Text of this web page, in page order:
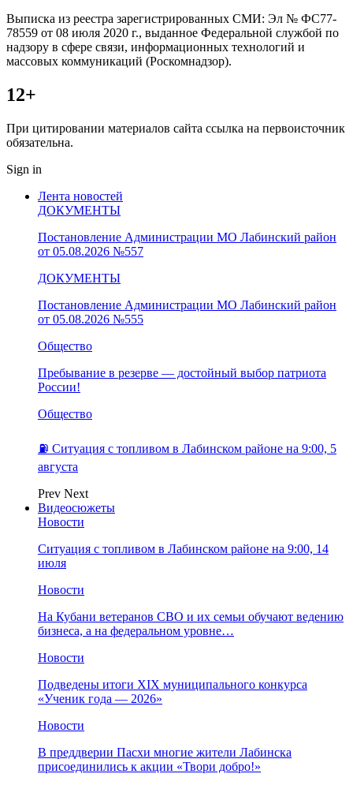
Выписка из реестра зарегистрированных СМИ: Эл № ФС77-
78559 от 08 июля 2020 г., выданное Федеральной службой по
надзору в сфере связи, информационных технологий и
массовых коммуникаций (Роскомнадзор).
12+
При цитировании материалов сайта ссылка на первоисточник
обязательна.
Sign in
Лента новостей
ДОКУМЕНТЫ
Постановление Администрации МО Лабинский район
от 05.08.2026 №557
ДОКУМЕНТЫ
Постановление Администрации МО Лабинский район
от 05.08.2026 №555
Общество
Пребывание в резерве — достойный выбор патриота
России!
Общество
⛽️ Ситуация с топливом в Лабинском районе на 9:00, 5
августа
Prev Next
Видеосюжеты
Новости
Ситуация с топливом в Лабинском районе на 9:00, 14
июля
Новости
На Кубани ветеранов СВО и их семьи обучают ведению
бизнеса, а на федеральном уровне…
Новости
Подведены итоги XIX муниципального конкурса
«Ученик года — 2026»
Новости
В преддверии Пасхи многие жители Лабинска
присоединились к акции «Твори добро!»